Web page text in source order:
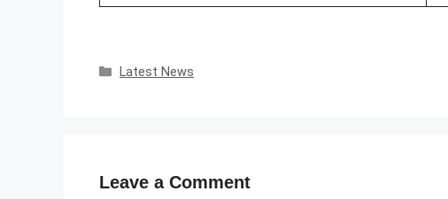
Categories
Latest News
Leave a Comment